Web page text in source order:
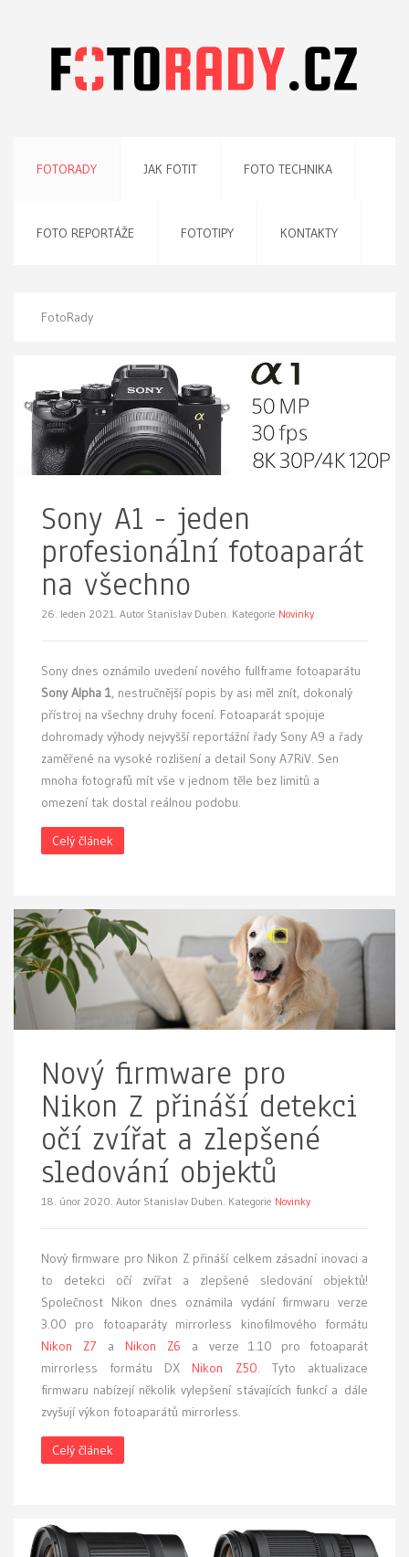
FOTORADY JAK FOTIT FOTO TECHNIKA
FOTO REPORTÁŽE FOTOTIPY KONTAKTY
FotoRady
Sony A1 - jeden
profesionální fotoaparát
na všechno
26. leden 2021. Autor Stanislav Duben. Kategorie Novinky
Sony dnes oznámilo uvedení nového fullframe fotoaparátu
Sony Alpha 1, nestručnější popis by asi měl znít, dokonalý
přístroj na všechny druhy focení. Fotoaparát spojuje
dohromady výhody nejvyšší reportážní řady Sony A9 a řady
zaměřené na vysoké rozlišení a detail Sony A7RiV. Sen
mnoha fotografů mít vše v jednom těle bez limitů a
omezení tak dostal reálnou podobu.
Celý článek
Nový firmware pro
Nikon Z přináší detekci
očí zvířat a zlepšené
sledování objektů
18. únor 2020. Autor Stanislav Duben. Kategorie Novinky
Nový firmware pro Nikon Z přináší celkem zásadní inovaci a
to detekci očí zvířat a zlepšené sledování objektů!
Společnost Nikon dnes oznámila vydání firmwaru verze
3.00 pro fotoaparáty mirrorless kinofilmového formátu
Nikon Z7 a Nikon Z6 a verze 1.10 pro fotoaparát
mirrorless formátu DX Nikon Z50. Tyto aktualizace
firmwaru nabízejí několik vylepšení stávajících funkcí a dále
zvyšují výkon fotoaparátů mirrorless.
Celý článek